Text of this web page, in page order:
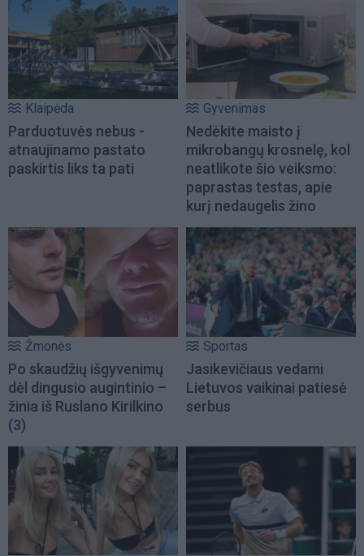
Klaipėda
Parduotuvės nebus -
atnaujinamo pastato
paskirtis liks ta pati
Gyvenimas
Nedėkite maisto į
mikrobangų krosnelę, kol
neatlikote šio veiksmo:
paprastas testas, apie
kurį nedaugelis žino
Žmonės
Po skaudžių išgyvenimų
dėl dingusio augintinio –
žinia iš Ruslano Kirilkino
(3)
Sportas
Jasikevičiaus vedami
Lietuvos vaikinai patiesė
serbus